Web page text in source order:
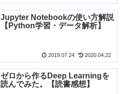
Jupyter Notebookの使い方解説
【Python学習・データ解析】
2019.07.24 2020.04.22
ゼロから作るDeep Learningを
読んでみた。【読書感想】